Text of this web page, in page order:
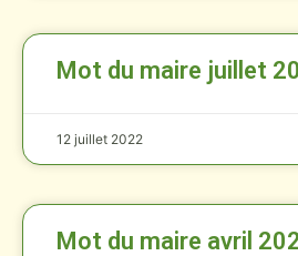
Mot du maire juillet
12 juillet 2022
Mot du maire avril